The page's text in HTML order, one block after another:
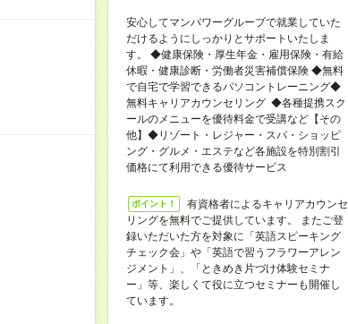
安心してマンパワーグループで就業していた
だけるようにしっかりとサポートいたしま
す。 ◆健康保険・厚生年金・雇用保険・有給
休暇・健康診断・労働者災害補償保険 ◆無料
で自宅で学習できるパソコントレーニング◆
無料キャリアカウンセリング ◆各種提携スク
ールのメニューを優待料金で受講など【その
他】◆リゾート・レジャー・スパ・ショッピ
ング・グルメ・エステなど各施設を特別割引
価格にて利用できる優待サービス
ポイント！
有資格者によるキャリアカウンセ
リングを無料でご提供しています。 またご登
録いただいた方を対象に「英語スピーキング
チェック会」や「英語で習うフラワーアレン
ジメント」、「ときめき片づけ体験セミナ
ー」等、楽しくて役に立つセミナーも開催し
ています。